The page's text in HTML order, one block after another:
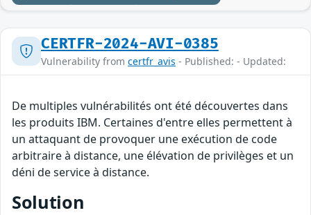
CERTFR-2024-AVI-0385
Vulnerability from certfr_avis - Published: - Updated:
De multiples vulnérabilités ont été découvertes dans
les produits IBM. Certaines d'entre elles permettent à
un attaquant de provoquer une exécution de code
arbitraire à distance, une élévation de privilèges et un
déni de service à distance.
Solution